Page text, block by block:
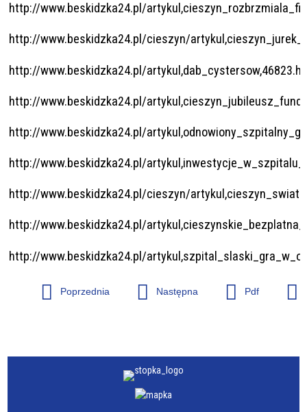
http://www.beskidzka24.pl/
http://www.beskidzka24.pl/cieszyn/
http://www.beskidzka24.pl/
http://www.beskidzka24.pl/
http://www.beskidzka24.pl/
http://www.beskidzka24.pl/
http://www.beskidzka24.pl/cieszyn/
http://www.beskidzka24.pl/
http://www.beskidzka24.pl/
Poprzednia Następna Pdf